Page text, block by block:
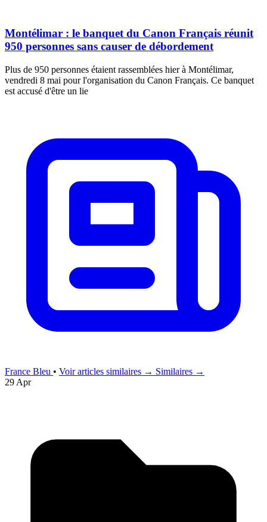
Montélimar : le banquet du Canon Français réunit
950 personnes sans causer de débordement
Plus de 950 personnes étaient rassemblées hier à Montélimar,
vendredi 8 mai pour l'organisation du Canon Français. Ce banquet
est accusé d'être un lie
France Bleu • Voir articles similaires → Similaires →
29 Apr